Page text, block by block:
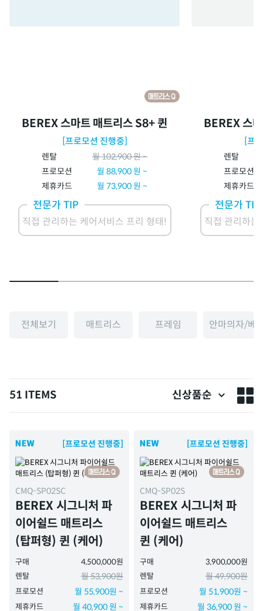
BEREX 스마트 매트리스 S8+ 퀸
[프로모션 진행중]
렌탈 월102,900원 ~
프로모션
월88,900원 ~
제휴카드
월 73,900원 ~
전문가 TIP
직접 관리하는 케어서비스 프리 형태!
BEREX 스
[프
렌탈
프로모션
제휴카드
전문가 TIP
직접 관리하
전체보기 매트리스 프레임 안마의자/베
51 ITEMS 신상품순
[프로모션 진행중]
CMQ-SP02SC
BEREX 시그니처 파
이어쉴드 매트리스
(탑퍼형) 퀸 (케어)
구매
4,500,000원
렌탈
월 53,900원
프로모션 월 55,900원 ~
제휴카드 월 40,900 원 ~
[프로모션 진행중]
CMQ-SP02S
BEREX 시그니처 파
이어쉴드 매트리스
퀸 (케어)
구매
3,900,000원
렌탈
월 49,900원
프로모션 월 51,900원 ~
제휴카드 월 36,900 원 ~